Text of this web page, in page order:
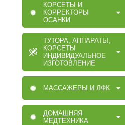
КОРСЕТЫ И
КОРРЕКТОРЫ
ОСАНКИ
ТУТОРА, АППАРАТЫ,
КОРСЕТЫ
ИНДИВИДУАЛЬНОЕ
ИЗГОТОВЛЕНИЕ
МАССАЖЕРЫ И ЛФК
ДОМАШНЯЯ
МЕДТЕХНИКА